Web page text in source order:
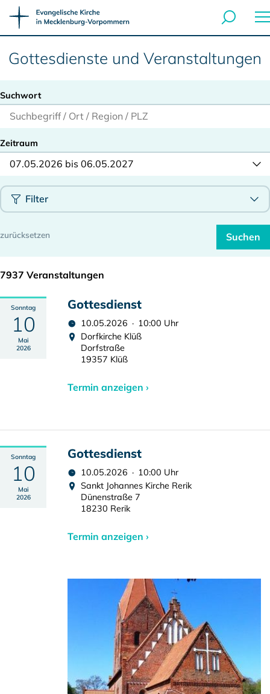
Gottesdienste und Veranstaltungen
Suchwort
Zeitraum
07.05.2026 bis 06.05.2027
Filter
7937 Veranstaltungen
Sonntag
10
Mai
2026
Gottesdienst
10.05.2026 · 10:00 Uhr
Dorfkirche Klüß
Dorfstraße
19357 Klüß
Termin anzeigen ›
Sonntag
10
Mai
2026
Gottesdienst
10.05.2026 · 10:00 Uhr
Sankt Johannes Kirche Rerik
Dünenstraße 7
18230 Rerik
Termin anzeigen ›